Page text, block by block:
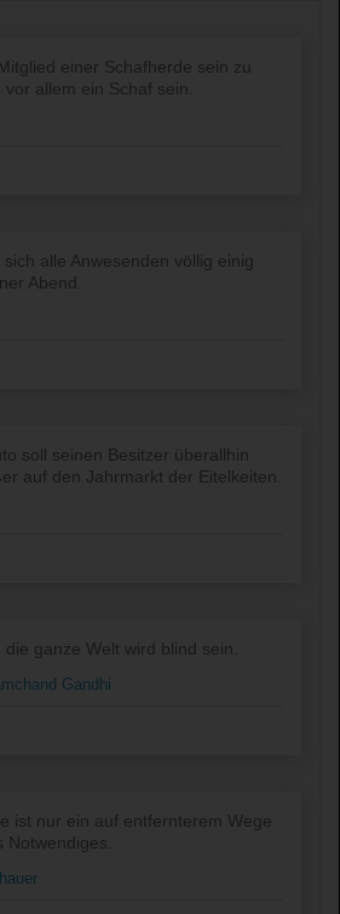
einer Schafherde sein zu
allem ein Schaf sein.
alle Anwesenden völlig einig
Abend.
soll seinen Besitzer überallhin
auf den Jahrmarkt der Eitelkeiten.
ganze Welt wird blind sein.
Gandhi
ist nur ein auf entfernterem Wege